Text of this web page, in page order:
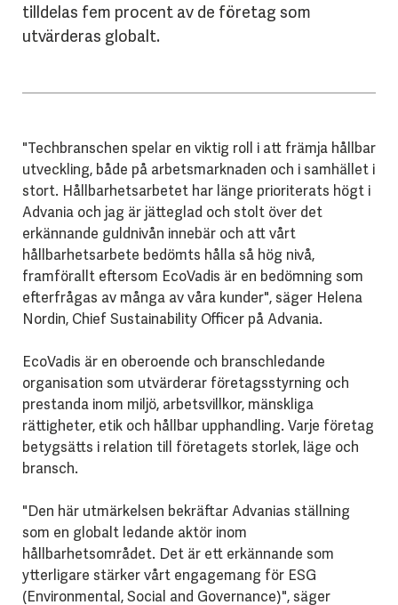
tilldelas fem procent av de företag som
utvärderas globalt.
"Techbranschen spelar en viktig roll i att främja hållbar
utveckling, både på arbetsmarknaden och i samhället i
stort. Hållbarhetsarbetet har länge prioriterats högt i
Advania och jag är jätteglad och stolt över det
erkännande guldnivån innebär och att vårt
hållbarhetsarbete bedömts hålla så hög nivå,
framförallt eftersom EcoVadis är en bedömning som
efterfrågas av många av våra kunder", säger Helena
Nordin, Chief Sustainability Officer på Advania.
EcoVadis är en oberoende och branschledande
organisation som utvärderar företagsstyrning och
prestanda inom miljö, arbetsvillkor, mänskliga
rättigheter, etik och hållbar upphandling. Varje företag
betygsätts i relation till företagets storlek, läge och
bransch.
"Den här utmärkelsen bekräftar Advanias ställning
som en globalt ledande aktör inom
hållbarhetsområdet. Det är ett erkännande som
ytterligare stärker vårt engagemang för ESG
(Environmental, Social and Governance)", säger